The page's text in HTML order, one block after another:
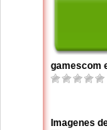
gamescom
Imagenes